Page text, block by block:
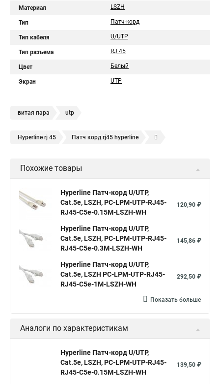
Материал LSZH
Тип Патч-корд
Тип кабеля U/UTP
Тип разъема RJ 45
Цвет Белый
Экран UTP
витая пара utp
Hyperline rj 45 Патч корд rj45 hyperline
Похожие товары
Hyperline Патч-корд U/UTP,
Cat.5е, LSZH, PC-LPM-UTP-RJ45-
RJ45-C5e-0.15M-LSZH-WH
120,90 ₽
Hyperline Патч-корд U/UTP,
Cat.5е, LSZH, PC-LPM-UTP-RJ45-
RJ45-C5e-0.3M-LSZH-WH
145,86 ₽
Hyperline Патч-корд U/UTP,
Cat.5е, LSZH PC-LPM-UTP-RJ45-
RJ45-C5e-1M-LSZH-WH
292,50 ₽
Показать больше
Аналоги по характеристикам
Hyperline Патч-корд U/UTP,
Cat.5е, LSZH, PC-LPM-UTP-RJ45-
RJ45-C5e-0.15M-LSZH-WH
139,50 ₽